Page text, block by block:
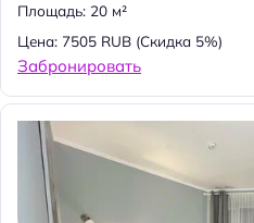
Площадь: 20 м²
Цена: 7505 RUB (Скидка 5%)
Забронировать